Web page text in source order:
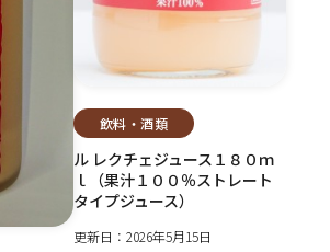
飲料・酒類
ル レクチェジュース１８０ｍ
ｌ（果汁１００％ストレート
タイプジュース）
更新日：2026年5月15日